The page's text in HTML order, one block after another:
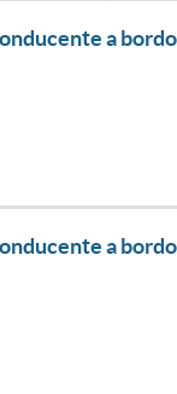
a
a